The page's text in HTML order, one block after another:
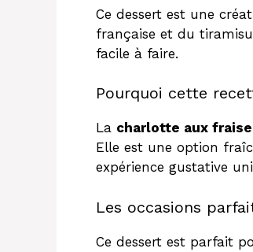
Ce dessert est une
française et du
facile à faire.
Pourquoi cette
La charlotte aux
Elle est une option
expérience gustative
Les occasions
Ce dessert est parfait